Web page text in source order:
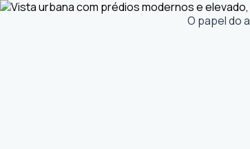
O papel do